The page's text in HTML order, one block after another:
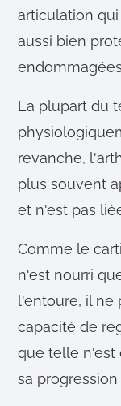
articulation
aussi bien
La plupart du
revanche,
plus souvent
et n'est pas
Comme le
n'est nourri
l'entoure, il ne
capacité de
que telle n'est
sa